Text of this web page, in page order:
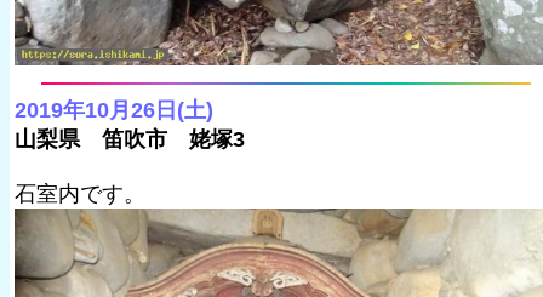
2019年10月26日(土)
山梨県 笛吹市 姥塚3
石室内です。